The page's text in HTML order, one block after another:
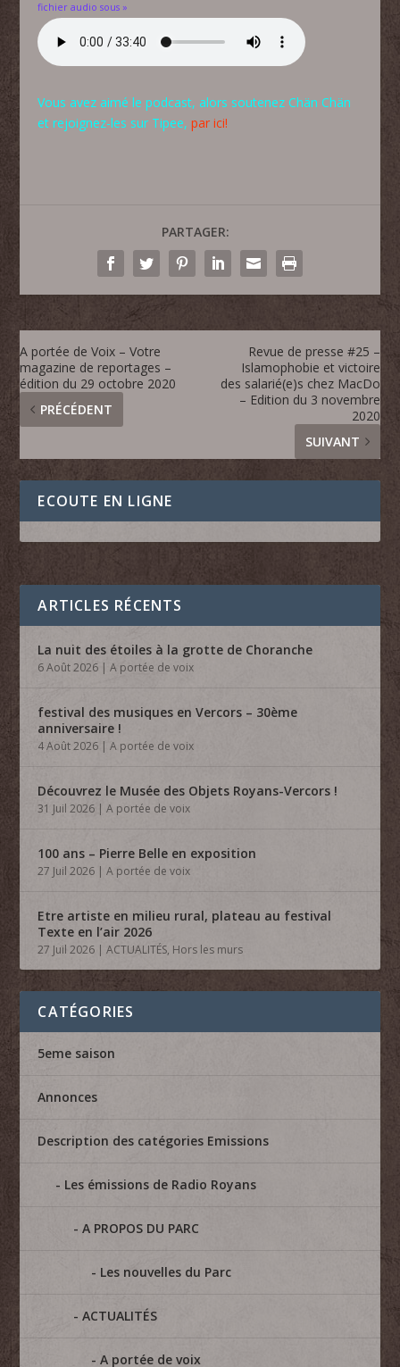
fichier audio sous »
Vous avez aimé le podcast, alors soutenez Chän Chän
et rejoignez-les sur Tipee,par ici!
PARTAGER:
A portée de Voix – Votre
magazine de reportages –
édition du 29 octobre 2020
PRÉCÉDENT
Revue de presse #25 –
Islamophobie et victoire
des salarié(e)s chez MacDo
– Edition du 3 novembre
2020
SUIVANT
ECOUTE EN LIGNE
ARTICLES RÉCENTS
La nuit des étoiles à la grotte de Choranche
6 Août 2026 |A portée de voix
festival des musiques en Vercors – 30ème
anniversaire !
4 Août 2026 |A portée de voix
Découvrez le Musée des Objets Royans-Vercors !
31 Juil 2026 |A portée de voix
100 ans – Pierre Belle en exposition
27 Juil 2026 |A portée de voix
Etre artiste en milieu rural, plateau au festival
Texte en l’air 2026
27 Juil 2026 |ACTUALITÉS, Hors les murs
CATÉGORIES
5eme saison
Annonces
Description des catégories Emissions
Les émissions de Radio Royans
A PROPOS DU PARC
Les nouvelles du Parc
ACTUALITÉS
A portée de voix